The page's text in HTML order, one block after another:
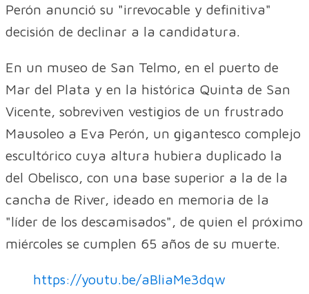
Perón anunció su "irrevocable y definitiva"
decisión de declinar a la candidatura.
En un museo de San Telmo, en el puerto de
Mar del Plata y en la histórica Quinta de San
Vicente, sobreviven vestigios de un frustrado
Mausoleo a Eva Perón, un gigantesco complejo
escultórico cuya altura hubiera duplicado la
del Obelisco, con una base superior a la de la
cancha de River, ideado en memoria de la
"líder de los descamisados", de quien el próximo
miércoles se cumplen 65 años de su muerte.
https://youtu.be/aBliaMe3dqw